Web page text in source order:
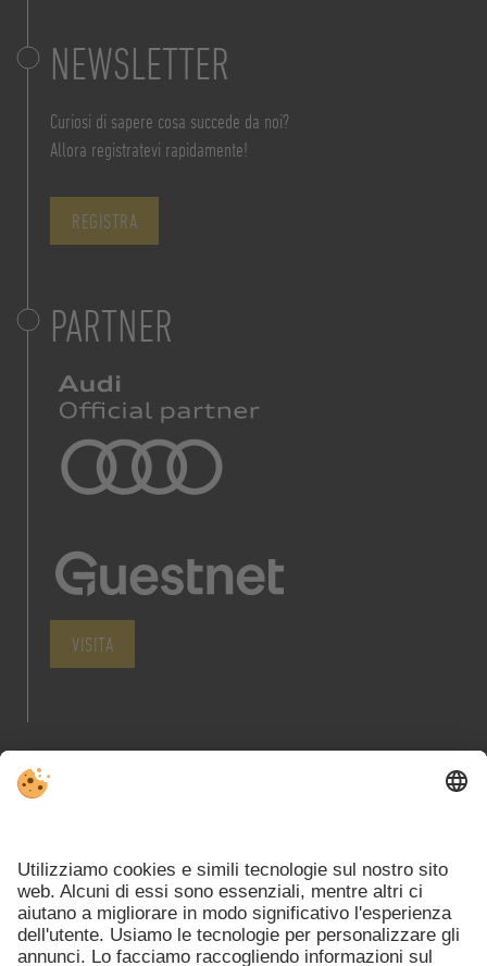
NEWSLETTER
Curiosi di sapere cosa succede da noi?
Allora registratevi rapidamente!
REGISTRA
PARTNER
VISITA